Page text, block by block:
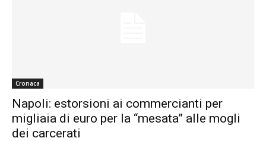
Cronaca
Napoli: estorsioni ai commercianti per
migliaia di euro per la “mesata” alle mogli
dei carcerati